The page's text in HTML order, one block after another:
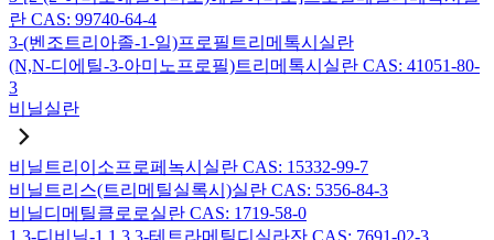
란 CAS: 99740-64-4
3-(벤조트리아졸-1-일)프로필트리메톡시실란
(N,N-디에틸-3-아미노프로필)트리메톡시실란 CAS: 41051-80-
3
비닐실란
비닐트리이소프로페녹시실란 CAS: 15332-99-7
비닐트리스(트리메틸실록시)실란 CAS: 5356-84-3
비닐디메틸클로로실란 CAS: 1719-58-0
1,3-디비닐-1,1,3,3-테트라메틸디실라잔 CAS: 7691-02-3